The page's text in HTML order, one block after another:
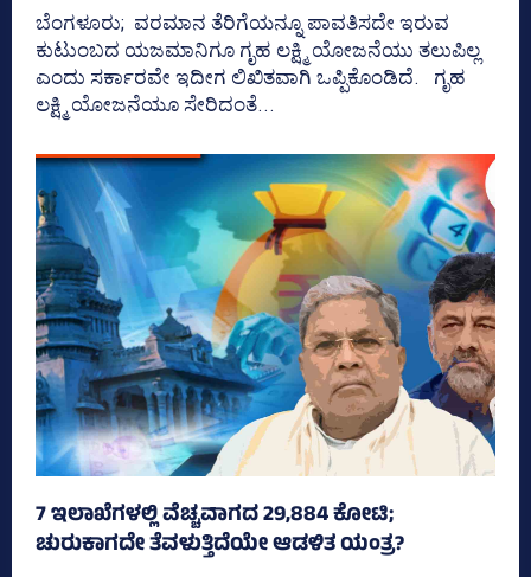
ಬೆಂಗಳೂರು; ವರಮಾನ ತೆರಿಗೆಯನ್ನೂ ಪಾವತಿಸದೇ ಇರುವ
ಕುಟುಂಬದ ಯಜಮಾನಿಗೂ ಗೃಹ ಲಕ್ಷ್ಮಿ ಯೋಜನೆಯು ತಲುಪಿಲ್ಲ
ಎಂದು ಸರ್ಕಾರವೇ ಇದೀಗ ಲಿಖಿತವಾಗಿ ಒಪ್ಪಿಕೊಂಡಿದೆ. ಗೃಹ
ಲಕ್ಷ್ಮಿ ಯೋಜನೆಯೂ ಸೇರಿದಂತೆ...
7 ಇಲಾಖೆಗಳಲ್ಲಿ ವೆಚ್ಚವಾಗದ 29,884 ಕೋಟಿ;
ಚುರುಕಾಗದೇ ತೆವಳುತ್ತಿದೆಯೇ ಆಡಳಿತ ಯಂತ್ರ?